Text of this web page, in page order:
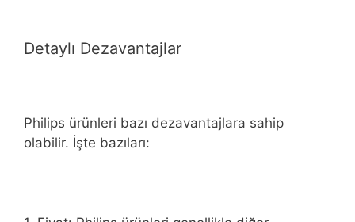
Detaylı Dezavantajlar
Philips ürünleri bazı dezavantajlara sahip
olabilir. İşte bazıları: